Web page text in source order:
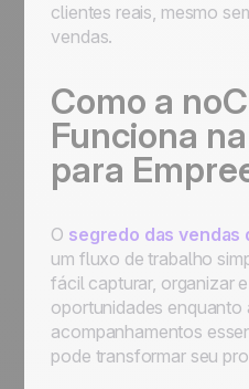
clientes reais, mesmo
vendas.
Como a
Funciona
para
O segredo das vendas
um fluxo de trabalho
fácil capturar, organizar
oportunidades enquanto
acompanhamentos
pode transformar seu